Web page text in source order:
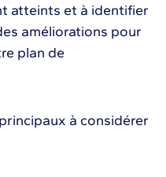
atteints et à identifier
améliorations pour
plan de
à considérer